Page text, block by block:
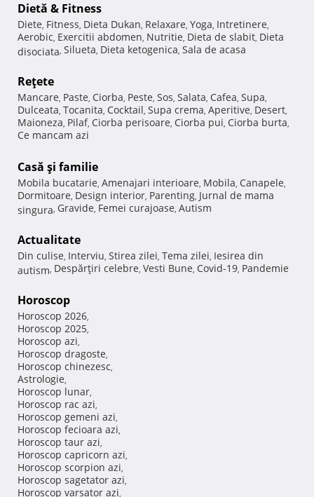
Dietă & Fitness
Diete, Fitness, Dieta Dukan, Relaxare, Yoga, Intretinere,
Aerobic, Exercitii abdomen, Nutritie, Dieta de slabit, Dieta
disociata, Silueta, Dieta ketogenica, Sala de acasa
Reţete
Mancare, Paste, Ciorba, Peste, Sos, Salata, Cafea, Supa,
Dulceata, Tocanita, Cocktail, Supa crema, Aperitive, Desert,
Maioneza, Pilaf, Ciorba perisoare, Ciorba pui, Ciorba burta,
Ce mancam azi
Casă şi familie
Mobila bucatarie, Amenajari interioare, Mobila, Canapele,
Dormitoare, Design interior, Parenting, Jurnal de mama
singura, Gravide, Femei curajoase, Autism
Actualitate
Din culise, Interviu, Stirea zilei, Tema zilei, Iesirea din
autism, Despărţiri celebre, Vesti Bune, Covid-19, Pandemie
Horoscop
Horoscop 2026,
Horoscop 2025,
Horoscop azi,
Horoscop dragoste,
Horoscop chinezesc,
Astrologie,
Horoscop lunar,
Horoscop rac azi,
Horoscop gemeni azi,
Horoscop fecioara azi,
Horoscop taur azi,
Horoscop capricorn azi,
Horoscop scorpion azi,
Horoscop sagetator azi,
Horoscop varsator azi,